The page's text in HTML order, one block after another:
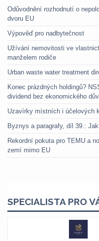
Odůvodnění rozhodnutí o
dvoru EU
Výpověď pro nadbytečnost
Užívání nemovitosti ve
manželem rodiče
Urban waste water treatment
Konec prázdných holdingů?
dividend bez ekonomického
Uzavírky místních i účelových
Byznys a paragrafy, díl 39.:
Rekordní pokuta pro TEMU a
zemí mimo EU